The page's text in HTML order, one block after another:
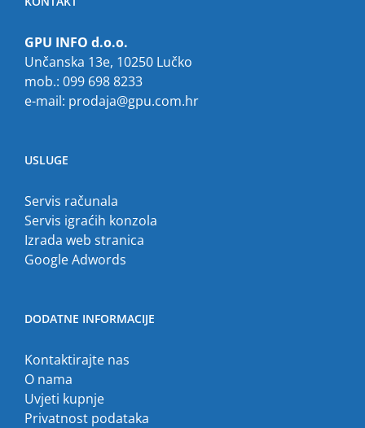
GPU INFO d.o.o.
Unčanska 13e, 10250 Lučko
mob.: 099 698 8233
e-mail: prodaja@gpu.com.hr
USLUGE
Servis računala
Servis igraćih konzola
Izrada web stranica
Google Adwords
DODATNE INFORMACIJE
Kontaktirajte nas
O nama
Uvjeti kupnje
Privatnost podataka